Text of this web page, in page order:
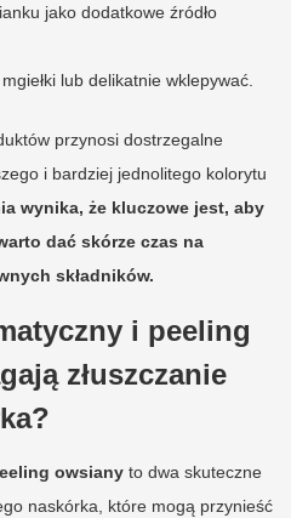
jako dodatkowe źródło
lub delikatnie wklepywać.
przynosi dostrzegalne
i bardziej jednolitego kolorytu
wynika, że kluczowe jest, aby
dać skórze czas na
składników.
i peeling
złuszczanie
owsiany to dwa skuteczne
naskórka, które mogą przynieść